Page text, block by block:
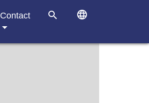
Contact search language